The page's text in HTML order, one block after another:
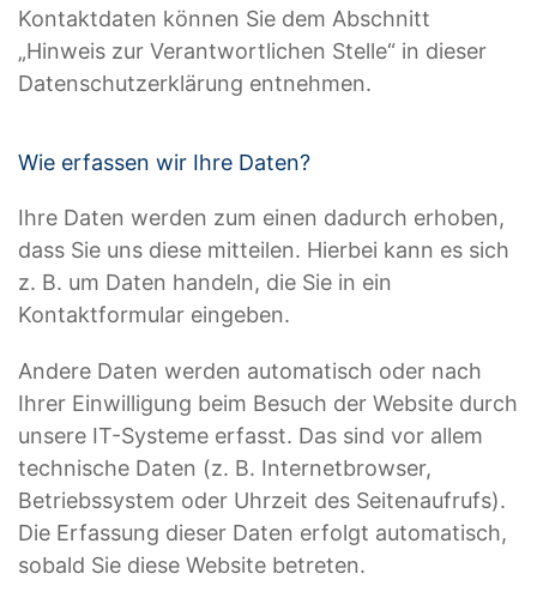
Kontaktdaten können Sie dem Abschnitt
„Hinweis zur Verantwortlichen Stelle“ in dieser
Datenschutzerklärung entnehmen.
Wie erfassen wir Ihre Daten?
Ihre Daten werden zum einen dadurch erhoben,
dass Sie uns diese mitteilen. Hierbei kann es sich
z. B. um Daten handeln, die Sie in ein
Kontaktformular eingeben.
Andere Daten werden automatisch oder nach
Ihrer Einwilligung beim Besuch der Website durch
unsere IT-Systeme erfasst. Das sind vor allem
technische Daten (z. B. Internetbrowser,
Betriebssystem oder Uhrzeit des Seitenaufrufs).
Die Erfassung dieser Daten erfolgt automatisch,
sobald Sie diese Website betreten.